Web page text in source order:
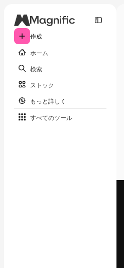
作成
ホーム
検索
ストック
もっと詳しく
すべてのツール